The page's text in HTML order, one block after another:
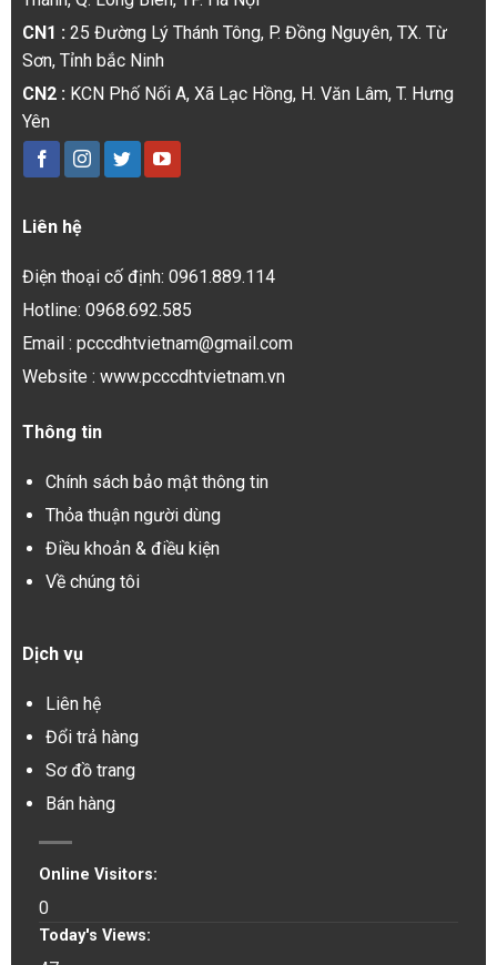
CN1 : 25 Đường Lý Thánh Tông, P. Đồng Nguyên, TX. Từ
Sơn, Tỉnh bắc Ninh
CN2 : KCN Phố Nối A, Xã Lạc Hồng, H. Văn Lâm, T. Hưng
Yên
Liên hệ
Điện thoại cố định: 0961.889.114
Hotline: 0968.692.585
Email : pcccdhtvietnam@gmail.com
Website : www.pcccdhtvietnam.vn
Thông tin
Chính sách bảo mật thông tin
Thỏa thuận người dùng
Điều khoản & điều kiện
Về chúng tôi
Dịch vụ
Liên hệ
Đổi trả hàng
Sơ đồ trang
Bán hàng
Online Visitors:
0
Today's Views: